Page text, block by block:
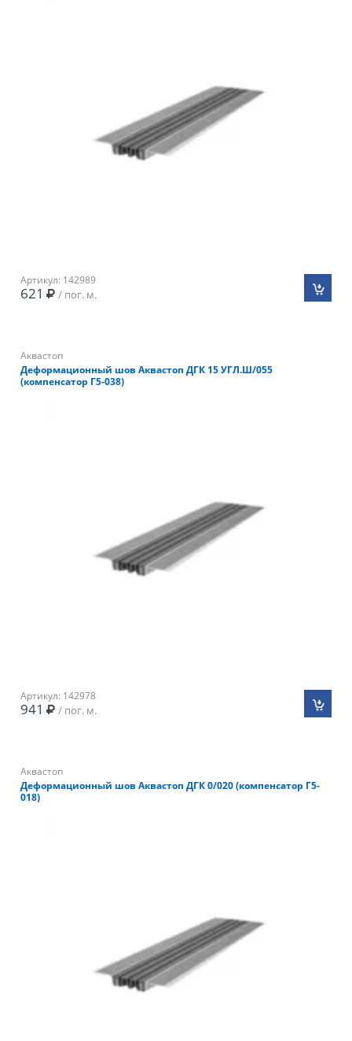
Артикул: 142989
621 / пог. м.
Аквастоп
Деформационный шов Аквастоп ДГК 15 УГЛ.Ш/055
(компенсатор Г5-038)
Артикул: 142978
941 / пог. м.
Аквастоп
Деформационный шов Аквастоп ДГК 0/020 (компенсатор Г5-
018)